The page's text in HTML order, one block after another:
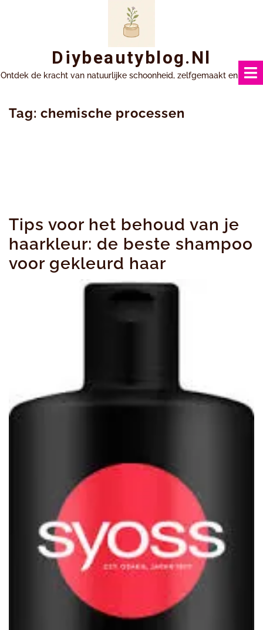
Diybeautyblog.nl
Ontdek de kracht van natuurlijke schoonheid, zelfgemaakt en uniek.
Tag: chemische processen
Tips voor het behoud van je
haarkleur: de beste shampoo
voor gekleurd haar